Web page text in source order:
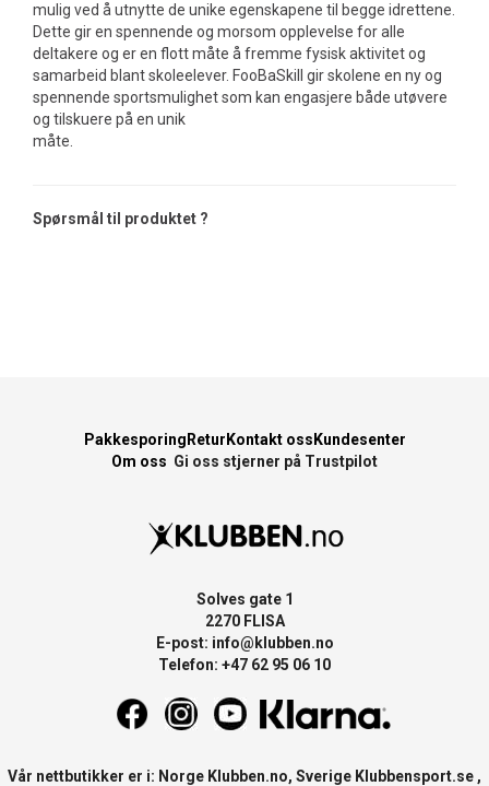
mulig ved å utnytte de unike egenskapene til begge idrettene.
Dette gir en spennende og morsom opplevelse for alle
deltakere og er en flott måte å fremme fysisk aktivitet og
samarbeid blant skoleelever. FooBaSkill gir skolene en ny og
spennende sportsmulighet som kan engasjere både utøvere
og tilskuere på en unik
måte.
Spørsmål til produktet ?
PakkesporingReturKontakt ossKundesenter
Om oss Gi oss stjerner på Trustpilot
Solves gate 1
2270 FLISA
E-post: info@klubben.no
Telefon: +47 62 95 06 10
Vår nettbutikker er i: Norge Klubben.no, Sverige Klubbensport.se ,